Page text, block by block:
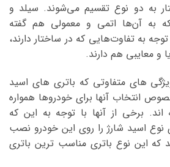
به دو نوع تقسیم می‌شوند. سیلد و
به آن‌ها اتمی و معمولی هم گفته
به تفاوت‌هایی که در ساختار دارند،
و معایبی هم دارند.
های متفاوتی که باتری های اسید
انتخاب آنها برای خودروها همواره
اند. برخی از آنها با توجه به این که
نوع اسید شارژ را روی این خودرو نصب
که این نوع باتری مناسب ترین باتری